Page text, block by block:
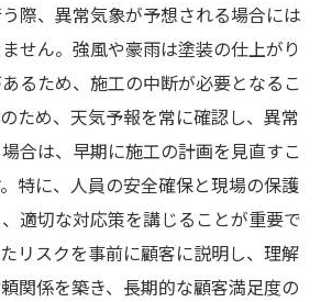
際、異常気象が予想される場合には
せん。強風や豪雨は塗装の仕上がり
るため、施工の中断が必要となるこ
ため、天気予報を常に確認し、異常
合は、早期に施工の計画を見直すこ
特に、人員の安全確保と現場の保護
適切な対応策を講じることが重要で
リスクを事前に顧客に説明し、理解
関係を築き、長期的な顧客満足度の